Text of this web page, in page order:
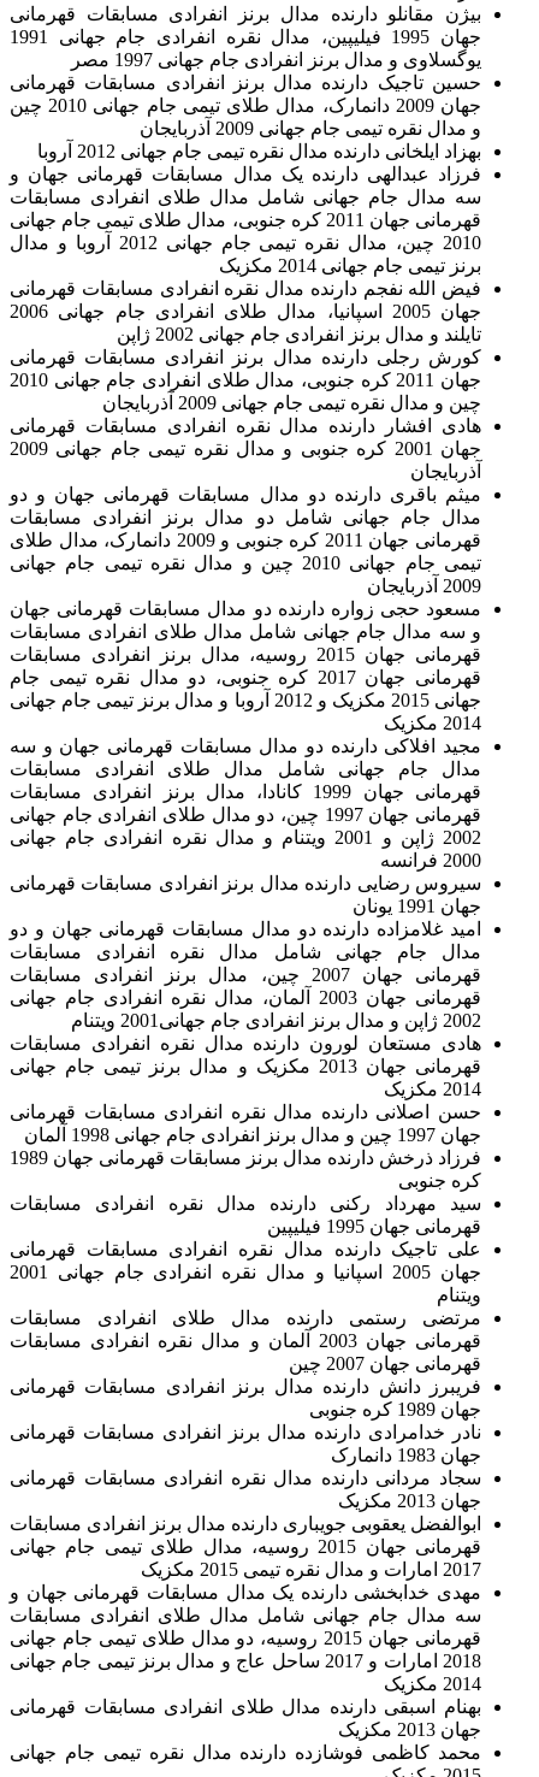
بیژن مقانلو دارنده مدال برنز انفرادی مسابقات قهرمانی
جهان 1995 فیلیپین، مدال نقره انفرادی جام جهانی 1991
یوگسلاوی و مدال برنز انفرادی جام جهانی 1997 مصر
حسین تاجیک دارنده مدال برنز انفرادی مسابقات قهرمانی
جهان 2009 دانمارک، مدال طلای تیمی جام جهانی 2010 چین
و مدال نقره تیمی جام جهانی 2009 آذربایجان
بهزاد ایلخانی دارنده مدال نقره تیمی جام جهانی 2012 آروبا
فرزاد عبدالهی دارنده یک مدال مسابقات قهرمانی جهان و
سه مدال جام جهانی شامل مدال طلای انفرادی مسابقات
قهرمانی جهان 2011 کره جنوبی، مدال طلای تیمی جام جهانی
2010 چین، مدال نقره تیمی جام جهانی 2012 آروبا و مدال
برنز تیمی جام جهانی 2014 مکزیک
فیض الله نفجم دارنده مدال نقره انفرادی مسابقات قهرمانی
جهان 2005 اسپانیا، مدال طلای انفرادی جام جهانی 2006
تایلند و مدال برنز انفرادی جام جهانی 2002 ژاپن
کورش رجلی دارنده مدال برنز انفرادی مسابقات قهرمانی
جهان 2011 کره جنوبی، مدال طلای انفرادی جام جهانی 2010
چین و مدال نقره تیمی جام جهانی 2009 آذربایجان
هادی افشار دارنده مدال نقره انفرادی مسابقات قهرمانی
جهان 2001 کره جنوبی و مدال نقره تیمی جام جهانی 2009
آذربایجان
میثم باقری دارنده دو مدال مسابقات قهرمانی جهان و دو
مدال جام جهانی شامل دو مدال برنز انفرادی مسابقات
قهرمانی جهان 2011 کره جنوبی و 2009 دانمارک، مدال طلای
تیمی جام جهانی 2010 چین و مدال نقره تیمی جام جهانی
2009 آذربایجان
مسعود حجی زواره دارنده دو مدال مسابقات قهرمانی جهان
و سه مدال جام جهانی شامل مدال طلای انفرادی مسابقات
قهرمانی جهان 2015 روسیه، مدال برنز انفرادی مسابقات
قهرمانی جهان 2017 کره جنوبی، دو مدال نقره تیمی جام
جهانی 2015 مکزیک و 2012 آروبا و مدال برنز تیمی جام جهانی
2014 مکزیک
مجید افلاکی دارنده دو مدال مسابقات قهرمانی جهان و سه
مدال جام جهانی شامل مدال طلای انفرادی مسابقات
قهرمانی جهان 1999 کانادا، مدال برنز انفرادی مسابقات
قهرمانی جهان 1997 چین، دو مدال طلای انفرادی جام جهانی
2002 ژاپن و 2001 ویتنام و مدال نقره انفرادی جام جهانی
2000 فرانسه
سیروس رضایی دارنده مدال برنز انفرادی مسابقات قهرمانی
جهان 1991 یونان
امید غلامزاده دارنده دو مدال مسابقات قهرمانی جهان و دو
مدال جام جهانی شامل مدال نقره انفرادی مسابقات
قهرمانی جهان 2007 چین، مدال برنز انفرادی مسابقات
قهرمانی جهان 2003 آلمان، مدال نقره انفرادی جام جهانی
2002 ژاپن و مدال برنز انفرادی جام جهانی2001 ویتنام
هادی مستعان لورون دارنده مدال نقره انفرادی مسابقات
قهرمانی جهان 2013 مکزیک و مدال برنز تیمی جام جهانی
2014 مکزیک
حسن اصلانی دارنده مدال نقره انفرادی مسابقات قهرمانی
جهان 1997 چین و مدال برنز انفرادی جام جهانی 1998 آلمان
فرزاد ذرخش دارنده مدال برنز مسابقات قهرمانی جهان 1989
کره جنوبی
سید مهرداد رکنی دارنده مدال نقره انفرادی مسابقات
قهرمانی جهان 1995 فیلیپین
علی تاجیک دارنده مدال نقره انفرادی مسابقات قهرمانی
جهان 2005 اسپانیا و مدال نقره انفرادی جام جهانی 2001
ویتنام
مرتضی رستمی دارنده مدال طلای انفرادی مسابقات
قهرمانی جهان 2003 آلمان و مدال نقره انفرادی مسابقات
قهرمانی جهان 2007 چین
فریبرز دانش دارنده مدال برنز انفرادی مسابقات قهرمانی
جهان 1989 کره جنوبی
نادر خدامرادی دارنده مدال برنز انفرادی مسابقات قهرمانی
جهان 1983 دانمارک
سجاد مردانی دارنده مدال نقره انفرادی مسابقات قهرمانی
جهان 2013 مکزیک
ابوالفضل یعقوبی جویباری دارنده مدال برنز انفرادی مسابقات
قهرمانی جهان 2015 روسیه، مدال طلای تیمی جام جهانی
2017 امارات و مدال نقره تیمی 2015 مکزیک
مهدی خدابخشی دارنده یک مدال مسابقات قهرمانی جهان و
سه مدال جام جهانی شامل مدال طلای انفرادی مسابقات
قهرمانی جهان 2015 روسیه، دو مدال طلای تیمی جام جهانی
2018 امارات و 2017 ساحل عاج و مدال برنز تیمی جام جهانی
2014 مکزیک
بهنام اسبقی دارنده مدال طلای انفرادی مسابقات قهرمانی
جهان 2013 مکزیک
محمد کاظمی فوشازده دارنده مدال نقره تیمی جام جهانی